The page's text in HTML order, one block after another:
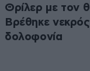
Θρίλερ με τον
Βρέθηκε
δολοφονία